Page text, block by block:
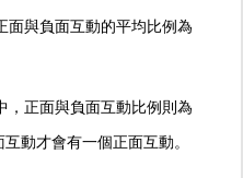
面與負面互動的平均比例為
，正面與負面互動比例則為
動才會有一個正面互動。